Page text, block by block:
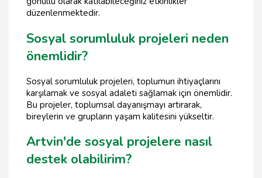
düzenlenmektedir.
Sosyal sorumluluk projeleri neden
önemlidir?
Sosyal sorumluluk projeleri, toplumun ihtiyaçlarını
karşılamak ve sosyal adaleti sağlamak için önemlidir.
Bu projeler, toplumsal dayanışmayı artırarak,
bireylerin ve grupların yaşam kalitesini yükseltir.
Artvin'de sosyal projelere nasıl
destek olabilirim?